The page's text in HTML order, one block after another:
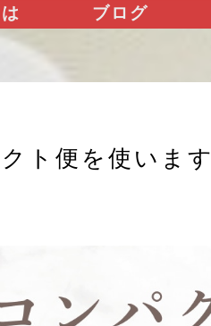
ブログ
ト便を使います